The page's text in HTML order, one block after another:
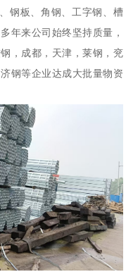
钢板、角钢、工字钢、槽
年来公司始终坚持质量，
，成都，天津，莱钢，兖
钢等企业达成大批量物资